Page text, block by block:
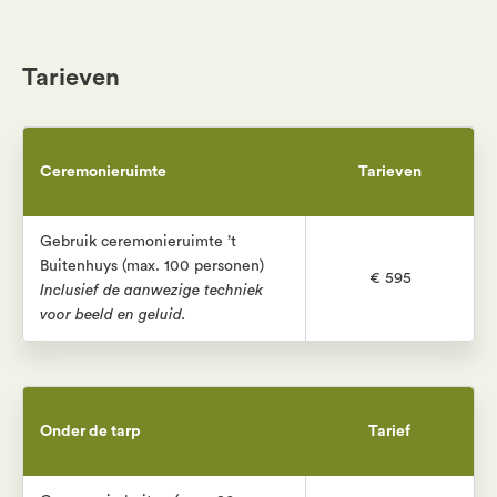
Tarieven
Ceremonieruimte Tarieven
Gebruik ceremonieruimte ’t
Buitenhuys (max. 100 personen)
Inclusief de aanwezige techniek
voor beeld en geluid.
€ 595
Onder de tarp Tarief